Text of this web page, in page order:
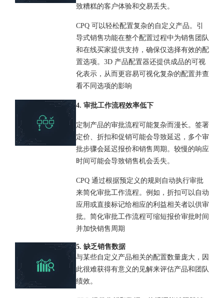
致糟糕的客户体验和交易丢失。
CPQ 可以轻松配置复杂的自定义产品。引
导式销售功能在整个配置过程中为销售团队
和在线买家提供支持，确保仅选择有效的配
置选项。3D 产品配置器还提供成品的可视
化表示，从而更容易可视化复杂的配置并查
看不同选项的影响
4. 审批工作流程效率低下
定制产品的审批流程可能复杂而漫长。签署
定价、折扣和促销可能会导致延迟，多个审
批步骤会延迟报价和销售周期。较慢的响应
时间可能会导致销售机会丢失。
CPQ 通过根据预定义的规则自动执行审批
来简化审批工作流程。例如，折扣可以自动
应用或直接标记给相应的利益相关者以供审
批。简化审批工作流程可缩短报价审批时间
并加快销售周期
5. 缺乏销售数据
与某些自定义产品相关的配置数量庞大，因
此很难获得有意义的见解来评估产品和团队
绩效。